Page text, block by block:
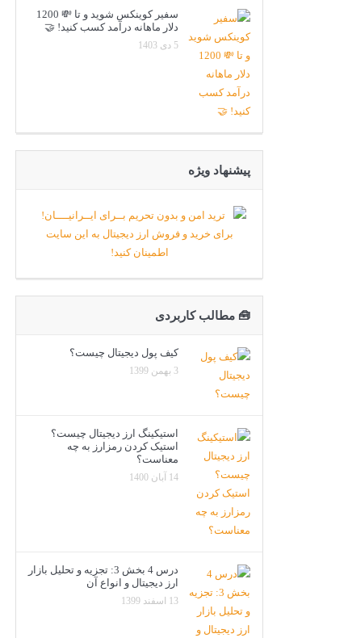
سفیر کوینکس شوید و تا 💸 1200
دلار ماهانه درآمد کسب کنید! 🤝
5 دی 1403
پیشنهاد ویژه
🧰 مطالب کاربردی
کیف پول دیجیتال چیست؟
3 بهمن 1399
استیکینگ ارز دیجیتال چیست؟
استیک کردن رمزارز به چه
معناست؟
14 آبان 1400
درس 4 بخش 3: تجزیه و تحلیل بازار
ارز دیجیتال و انواع آن
13 اسفند 1399